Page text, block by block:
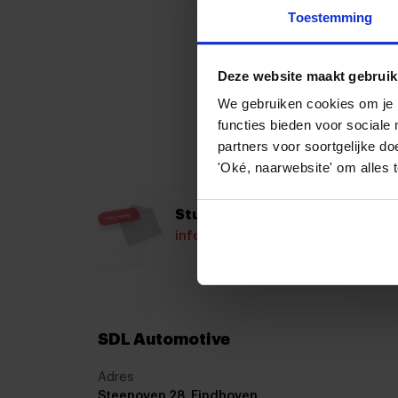
Toestemming
Deze website maakt
We gebruiken cookies om
functies bieden voor sociale
partners voor soortgelijke
'Oké, naarwebsite' om alles
perfect en was
kan Wesley en
Stuur ons een mail
info@sdlautomotive.nl
SDL Automotive
Adres